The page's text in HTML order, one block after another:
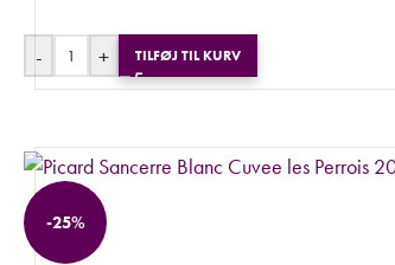
- + TILFØJ TIL KURV
-25%